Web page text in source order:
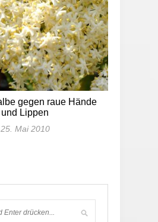
gegen raue Hände
und Lippen
25. Mai 2010